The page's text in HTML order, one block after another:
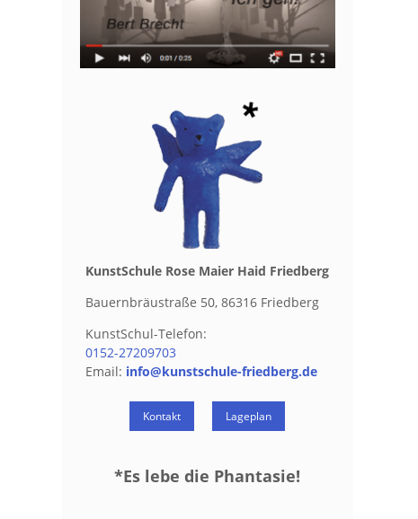
Kunst­Schu­le Rose Maier Haid Fried­berg
Bau­ern­bräu­stra­ße 50, 86316 Fried­berg
Kunst­Schul-Te­le­fon:
0152-27209703
Email: info@​kunstschule-​friedberg.​de
Kon­takt La­ge­plan
*Es lebe die Phan­ta­sie!